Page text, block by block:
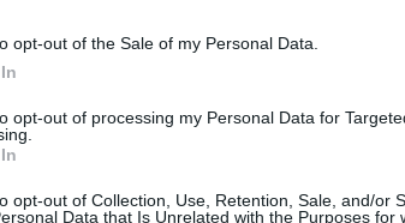
opt-out of the Sale of my Personal Data.
opt-out of processing my Personal Data for
opt-out of Collection, Use, Retention, Sale, and/or
Data that Is Unrelated with the Purposes for